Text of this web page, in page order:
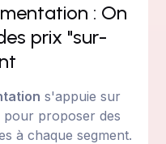
: On
prix "sur-
s'appuie sur
pour proposer des
à chaque segment.